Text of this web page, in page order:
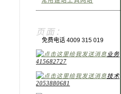
页面：
免费电话 4009 315 019
业务
415682727
技术
2053880681